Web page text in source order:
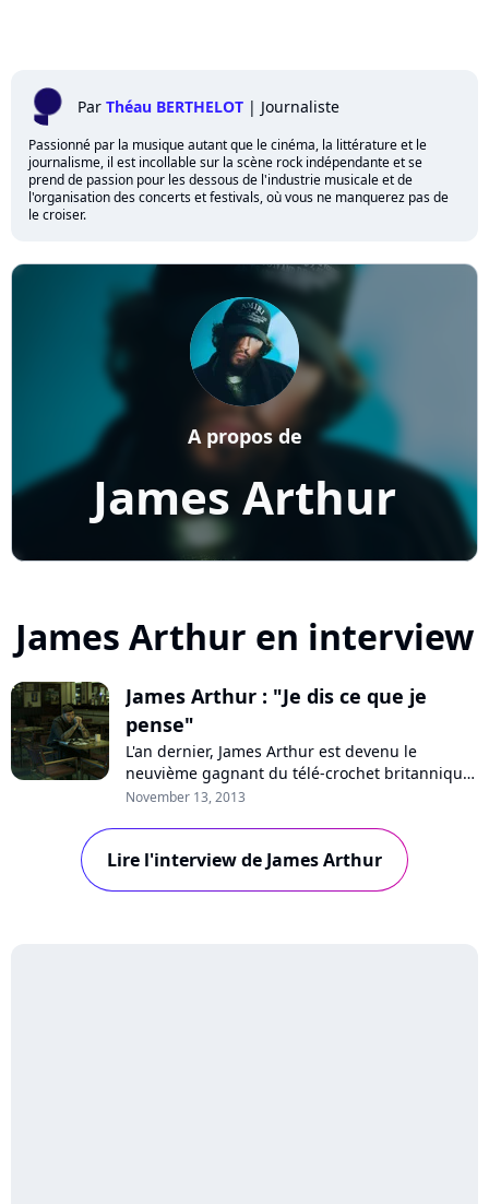
Par Théau BERTHELOT | Journaliste
Passionné par la musique autant que le cinéma, la littérature et le
journalisme, il est incollable sur la scène rock indépendante et se
prend de passion pour les dessous de l'industrie musicale et de
l'organisation des concerts et festivals, où vous ne manquerez pas de
le croiser.
James Arthur
A propos de
James Arthur en interview
James Arthur : "Je dis ce que je
pense"
L'an dernier, James Arthur est devenu le
neuvième gagnant du télé-crochet britannique
"The X Factor". A la surprise générale, son
l'Europe entière et il a sorti il y a quelques jours
son premier opus éponyme. A l'occasion de son
November 13, 2013
Lire l'interview de James Arthur